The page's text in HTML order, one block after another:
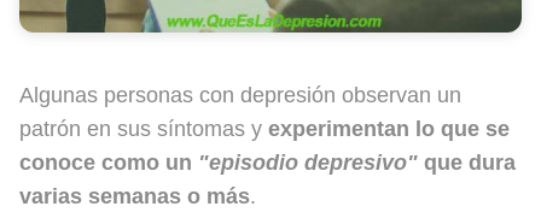
Algunas personas con depresión observan un
patrón en sus síntomas y experimentan lo que se
conoce como un "episodio depresivo" que dura
varias semanas o más.